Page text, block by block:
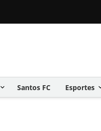
Santos FC Esportes